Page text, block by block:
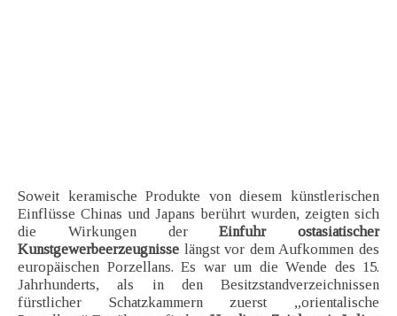
Soweit keramische Produkte von diesem künstlerischen
Einflüsse Chinas und Japans berührt wurden, zeigten sich
die Wirkungen derEinfuhr ostasiatischer
Kunstgewerbeerzeugnisse längst vor dem Aufkommen des
europäischen Porzellans. Es war um die Wende des 15.
Jahrhunderts, als in den Besitzstandverzeichnissen
fürstlicher Schatzkammern zuerst „orientalische